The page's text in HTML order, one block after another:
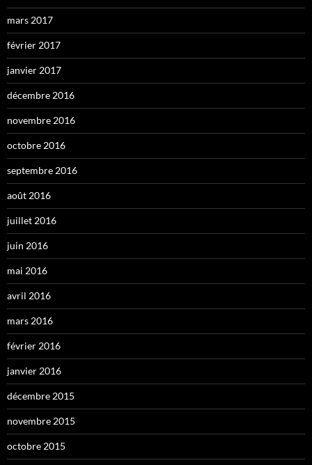
mars 2017
février 2017
janvier 2017
décembre 2016
novembre 2016
octobre 2016
septembre 2016
août 2016
juillet 2016
juin 2016
mai 2016
avril 2016
mars 2016
février 2016
janvier 2016
décembre 2015
novembre 2015
octobre 2015